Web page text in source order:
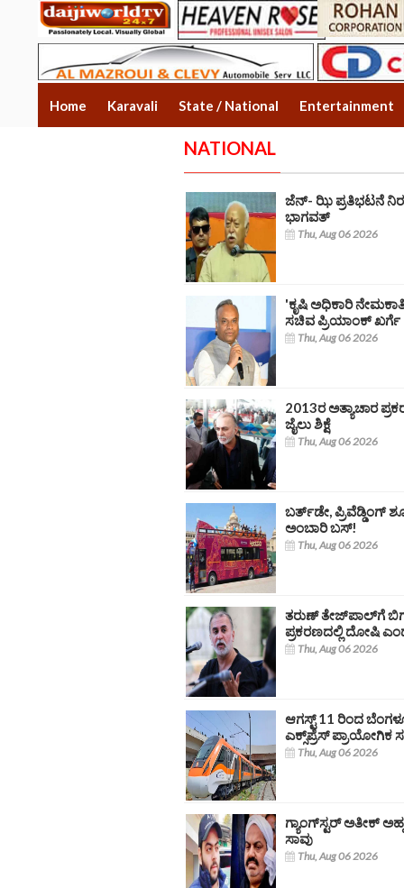
Home Karavali State / National Entertainment
NATIONAL
ಜೆನ್- ಝಿ ಪ್ರತಿಭಟನೆ
ಭಾಗವತ್
Thu, Aug 06 2026
'ಕೃಷಿ ಅಧಿಕಾರಿ
ಸಚಿವ ಪ್ರಿಯಾಂಕ್ ಖರ್ಗೆ
Thu, Aug 06 2026
2013ರ ಅತ್ಯಾಚಾರ
ಜೈಲು ಶಿಕ್ಷೆ
Thu, Aug 06 2026
ಬರ್ತ್‌ಡೇ, ಪ್ರಿವೆಡ್ಡಿಂಗ್‌
ಅಂಬಾರಿ ಬಸ್‌!
Thu, Aug 06 2026
ತರುಣ್ ತೇಜ್‌ಪಾಲ್‌ಗೆ
ಪ್ರಕರಣದಲ್ಲಿ ದೋಷಿ
Thu, Aug 06 2026
ಆಗಸ್ಟ್ 11 ರಿಂದ
ಎಕ್ಸ್‌ಪ್ರೆಸ್‌ ಪ್ರಾಯೋಗಿಕ
Thu, Aug 06 2026
ಗ್ಯಾಂಗ್‌ಸ್ಟರ್ ಅತೀಕ್
ಸಾವು
Thu, Aug 06 2026